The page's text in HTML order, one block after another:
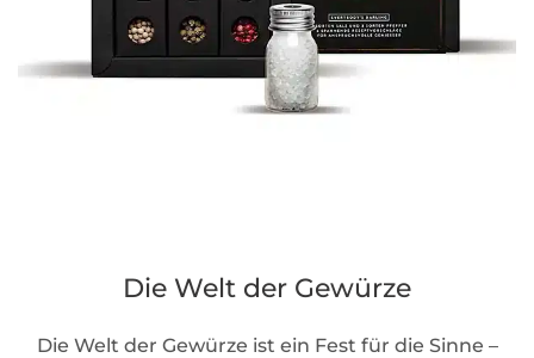
Die Welt der Gewürze
Die Welt der Gewürze ist ein Fest für die Sinne –